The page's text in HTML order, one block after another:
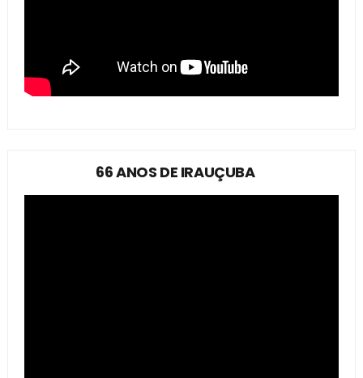
66 ANOS DE IRAUÇUBA